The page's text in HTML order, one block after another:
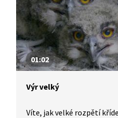
01:02
Výr velký
Víte, jak velké rozpětí